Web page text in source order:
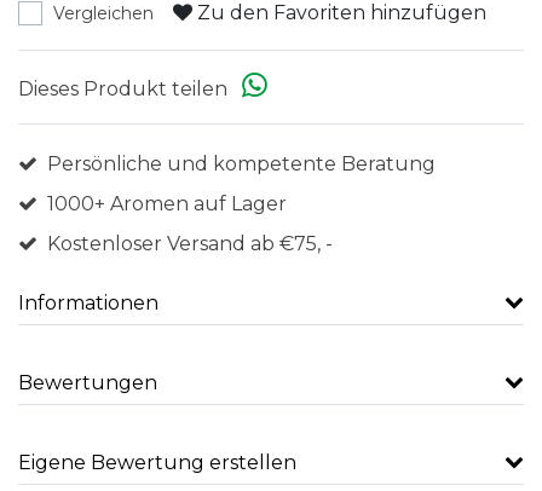
Vergleichen Zu den Favoriten hinzufügen
Dieses Produkt teilen
Persönliche und kompetente Beratung
1000+ Aromen auf Lager
Kostenloser Versand ab €75, -
Informationen
Bewertungen
Eigene Bewertung erstellen